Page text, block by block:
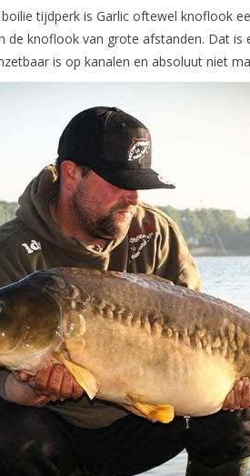
tijdperk is Garlic oftewel knoflook
de knoflook van grote afstanden. Dat is
is op kanalen en absoluut niet